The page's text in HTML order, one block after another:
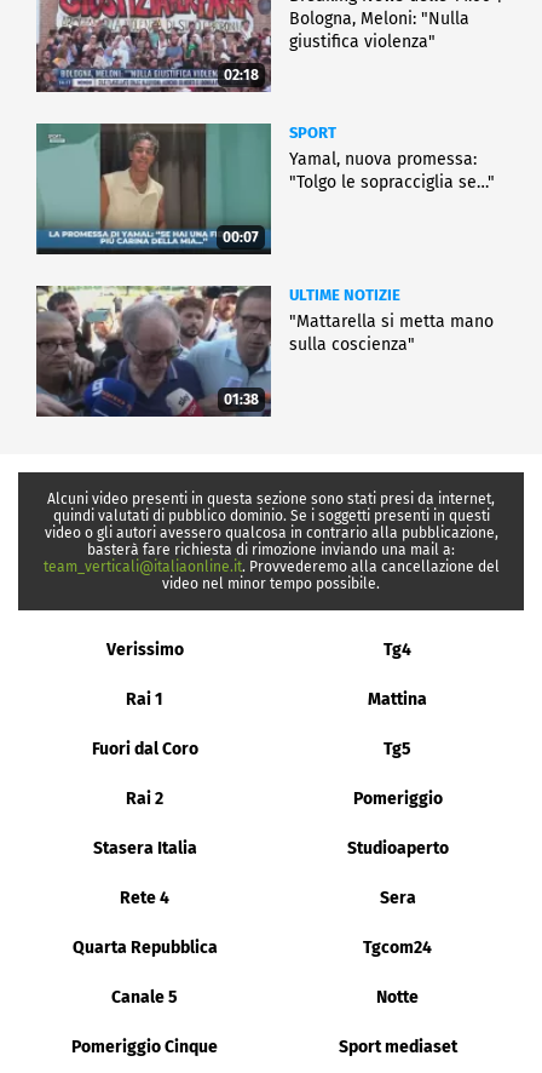
02:18
Bologna, Meloni: "Nulla
giustifica violenza"
00:07
SPORT
Yamal, nuova promessa:
"Tolgo le sopracciglia se…"
01:38
ULTIME NOTIZIE
"Mattarella si metta mano
sulla coscienza"
Alcuni video presenti in questa sezione sono stati presi da internet,
quindi valutati di pubblico dominio. Se i soggetti presenti in questi
video o gli autori avessero qualcosa in contrario alla pubblicazione,
basterà fare richiesta di rimozione inviando una mail a:
team_verticali@italiaonline.it. Provvederemo alla cancellazione del
video nel minor tempo possibile.
Verissimo Tg4
Rai 1 Mattina
Fuori dal Coro Tg5
Rai 2 Pomeriggio
Stasera Italia Studioaperto
Rete 4 Sera
Quarta Repubblica Tgcom24
Canale 5 Notte
Pomeriggio Cinque Sport mediaset